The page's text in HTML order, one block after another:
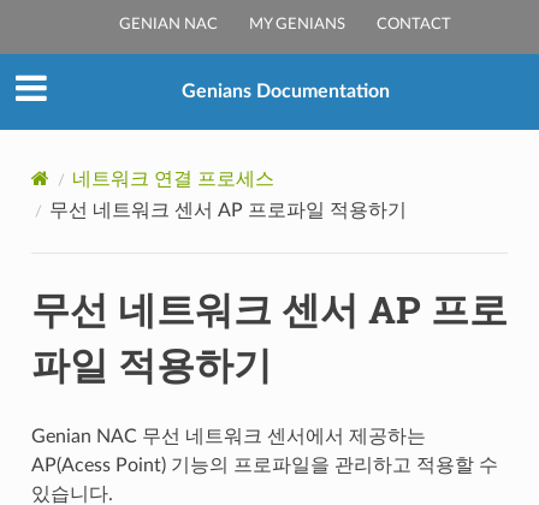
GENIAN NAC MY GENIANS CONTACT
Genians Documentation
네트워크 연결 프로세스
무선 네트워크 센서 AP 프로파일 적용하기
무선 네트워크 센서 AP 프로
파일 적용하기
Genian NAC 무선 네트워크 센서에서 제공하는
AP(Acess Point) 기능의 프로파일을 관리하고 적용할 수
있습니다.